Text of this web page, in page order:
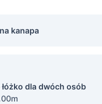
kanapa
dla dwóch osób